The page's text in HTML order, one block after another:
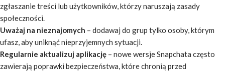
zgłaszanie treści lub użytkowników, którzy naruszają zasady
społeczności.
Uważaj na nieznajomych – dodawaj do grup tylko osoby, którym
ufasz, aby uniknąć nieprzyjemnych sytuacji.
Regularnie aktualizuj aplikację – nowe wersje Snapchata często
zawierają poprawki bezpieczeństwa, które chronią przed